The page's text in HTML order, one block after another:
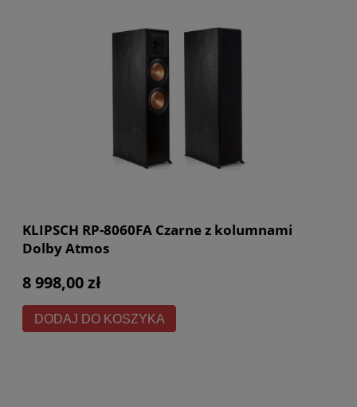
KLIPSCH RP-8060FA Czarne z kolumnami
Dolby Atmos
8 998,00 zł
DODAJ DO KOSZYKA